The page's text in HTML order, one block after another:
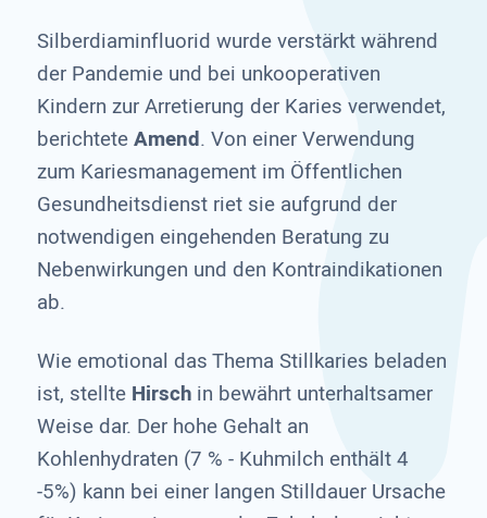
Silberdiaminfluorid wurde verstärkt während
der Pandemie und bei unkooperativen
Kindern zur Arretierung der Karies verwendet,
berichteteAmend. Von einer Verwendung
zum Kariesmanagement im Öffentlichen
Gesundheitsdienst riet sie aufgrund der
notwendigen eingehenden Beratung zu
Nebenwirkungen und den Kontraindikationen
ab.
Wie emotional das Thema Stillkaries beladen
ist, stellte Hirschin bewährt unterhaltsamer
Weise dar. Der hohe Gehalt an
Kohlenhydraten (7 % - Kuhmilch enthält 4
-5%) kann bei einer langen Stilldauer Ursache